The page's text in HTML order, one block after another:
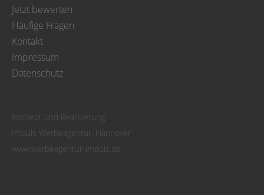
Jetzt bewerten
Häufige Fragen
Kontakt
Impressum
Datenschutz
Konzept und Realisierung:
Impuls Werbeagentur, Hannover
www.werbeagentur-impuls.de